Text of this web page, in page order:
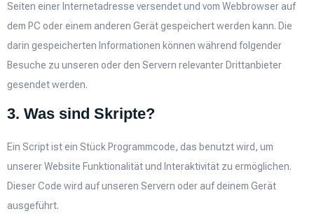
Seiten einer Internetadresse versendet und vom Webbrowser auf
dem PC oder einem anderen Gerät gespeichert werden kann. Die
darin gespeicherten Informationen können während folgender
Besuche zu unseren oder den Servern relevanter Drittanbieter
gesendet werden.
3. Was sind Skripte?
Ein Script ist ein Stück Programmcode, das benutzt wird, um
unserer Website Funktionalität und Interaktivität zu ermöglichen.
Dieser Code wird auf unseren Servern oder auf deinem Gerät
ausgeführt.